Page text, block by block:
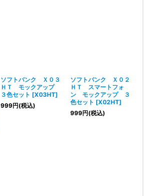
ソフトバンク Ｘ０３
ＨＴ モックアップ
３色セット [X03HT]
999円(税込)
ソフトバンク Ｘ０２
ＨＴ スマートフォ
ン モックアップ ３
色セット [X02HT]
999円(税込)